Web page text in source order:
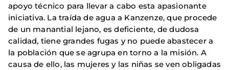
apoyo técnico para llevar a cabo esta apasionante
iniciativa. La traída de agua a Kanzenze, que procede
de un manantial lejano, es deficiente, de dudosa
calidad, tiene grandes fugas y no puede abastecer a
la población que se agrupa en torno a la misión. A
causa de ello, las mujeres y las niñas se ven obligadas